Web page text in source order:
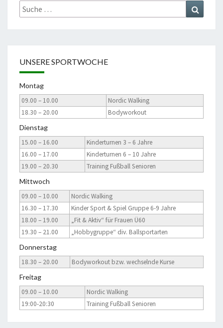
Suche
nach:
UNSERE SPORTWOCHE
Montag
09.00 – 10.00
Nordic Walking
18.30 – 20.00
Bodyworkout
Dienstag
15.00 – 16.00
Kinderturnen 3 – 6 Jahre
16.00 – 17.00
Kinderturnen 6 – 10 Jahre
19.00 – 20.30
Training Fußball Senioren
Mittwoch
09.00 – 10.00
Nordic Walking
16.30 – 17.30
Kinder Sport & Spiel Gruppe 6-9 Jahre
18.00 – 19.00
„Fit & Aktiv“ für Frauen Ü60
19.30 – 21.00
„Hobbygruppe“ div. Ballsportarten
Donnerstag
18.30 – 20.00
Bodyworkout bzw. wechselnde Kurse
Freitag
09.00 – 10.00
Nordic Walking
19:00-20:30
Training Fußball Senioren